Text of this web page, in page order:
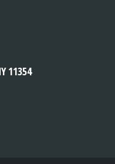
11354